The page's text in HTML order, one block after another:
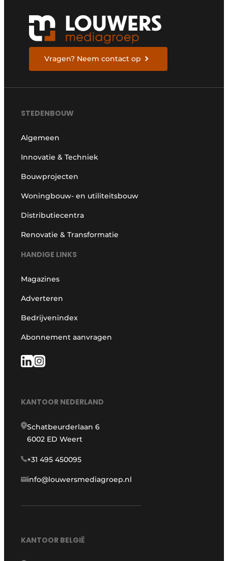
Vragen? Neem contact op
STEDENBOUW
Algemeen
Innovatie & Techniek
Bouwprojecten
Woningbouw- en utiliteitsbouw
Distributiecentra
Renovatie & Transformatie
HANDIGE LINKS
Magazines
Adverteren
Bedrijvenindex
Abonnement aanvragen
KANTOOR NEDERLAND
Schatbeurderlaan 6
6002 ED Weert
+31 495 450095
info@louwersmediagroep.nl
KANTOOR BELGIË